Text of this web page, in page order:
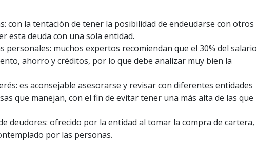
con la tentación de tener la posibilidad de endeudarse con otros
esta deuda con una sola entidad.
personales: muchos expertos recomiendan que el 30% del salario
ahorro y créditos, por lo que debe analizar muy bien la
es aconsejable asesorarse y revisar con diferentes entidades
que manejan, con el fin de evitar tener una más alta de las que
deudores: ofrecido por la entidad al tomar la compra de cartera,
por las personas.